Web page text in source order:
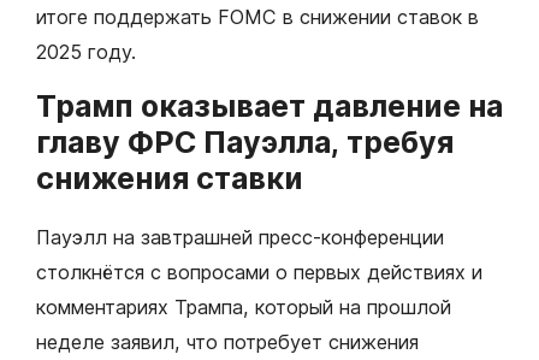
итоге поддержать FOMC в снижении ставок в
2025 году.
Трамп оказывает давление на
главу ФРС Пауэлла, требуя
снижения ставки
Пауэлл на завтрашней пресс-конференции
столкнётся с вопросами о первых действиях и
комментариях Трампа, который на прошлой
неделе заявил, что потребует снижения